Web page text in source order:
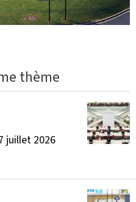
thème
juillet 2026